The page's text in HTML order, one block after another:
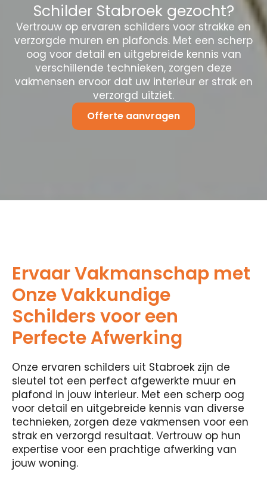
Schilder Stabroek gezocht?
Vertrouw op ervaren schilders voor strakke en
verzorgde muren en plafonds. Met een scherp
oog voor detail en uitgebreide kennis van
verschillende technieken, zorgen deze
vakmensen ervoor dat uw interieur er strak en
verzorgd uitziet.
Offerte aanvragen
Ervaar Vakmanschap met
Onze Vakkundige
Schilders voor een
Perfecte Afwerking
Onze ervaren schilders uit Stabroek zijn de
sleutel tot een perfect afgewerkte muur en
plafond in jouw interieur. Met een scherp oog
voor detail en uitgebreide kennis van diverse
technieken, zorgen deze vakmensen voor een
strak en verzorgd resultaat. Vertrouw op hun
expertise voor een prachtige afwerking van
jouw woning.